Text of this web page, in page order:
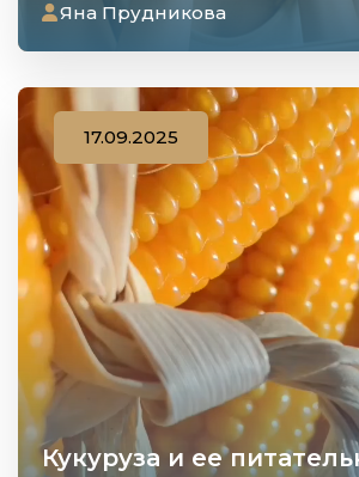
Яна Прудникова
Кукуруза и ее
17.09.2025